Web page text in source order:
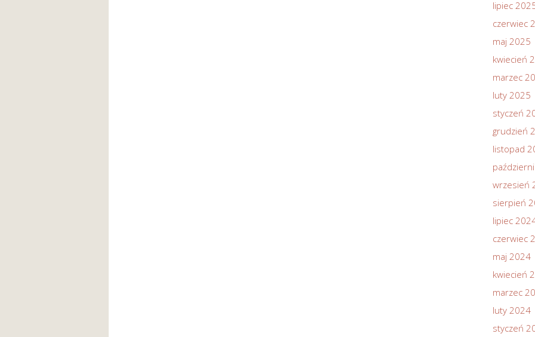
lipiec
czerwiec
maj 2025
kwiecień
marzec
luty 2025
styczeń
grudzień
listopad
wrzesień
sierpień
lipiec
czerwiec
maj 2024
kwiecień
marzec
luty 2024
styczeń